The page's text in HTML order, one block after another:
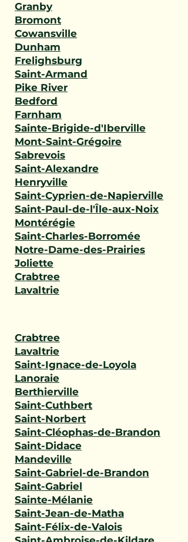
Granby
Bromont
Cowansville
Dunham
Frelighsburg
Saint-Armand
Pike River
Bedford
Farnham
Sainte-Brigide-d'Iberville
Mont-Saint-Grégoire
Sabrevois
Saint-Alexandre
Henryville
Saint-Cyprien-de-Napierville
Saint-Paul-de-l'Île-aux-Noix
Montérégie
Saint-Charles-Borromée
Notre-Dame-des-Prairies
Joliette
Crabtree
Lavaltrie
Crabtree
Lavaltrie
Saint-Ignace-de-Loyola
Lanoraie
Berthierville
Saint-Cuthbert
Saint-Norbert
Saint-Cléophas-de-Brandon
Saint-Didace
Mandeville
Saint-Gabriel-de-Brandon
Saint-Gabriel
Sainte-Mélanie
Saint-Jean-de-Matha
Saint-Félix-de-Valois